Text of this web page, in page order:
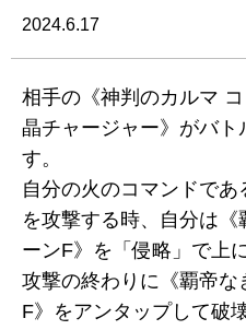
2024.6.17
相手の《神判のカルマ
晶チャージャー》がバ
す。
自分の火のコマンドで
を攻撃する時、自分は
ーンF》を「侵略」で上
攻撃の終わりに《覇帝な
F》をアンタップして破